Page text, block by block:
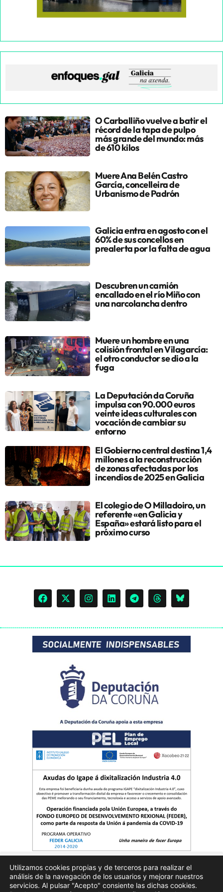
O Carballiño vuelve a batir el
récord de la tapa de pulpo
más grande del mundo: más
de 610 kilos
Muere Ana Belén Castro
García, concelleira de
Urbanismo de Padrón
Galicia entra en agosto con el
60% de sus concellos en
prealerta por la falta de agua
Descubren un camión
encallado en el río Miño con
una narcolancha dentro
Muere un hombre en una
colisión frontal en Vilagarcía:
el otro conductor se dio a la
fuga
La Deputación da Coruña
impulsa con 90.000 euros
veinte ideas culturales con
vocación de cambiar su
entorno
El Gobierno central destina 1,4
millones a la reconstrucción
de zonas afectadas por los
incendios de 2025 en Galicia
El colegio de O Milladoiro, un
referente «en Galicia y
España» estará listo para el
próximo curso
Quienes somos Publicidad Aviso Legal Politicas de privacidad
Utilizamos cookies propias y de terceros para realizar el
análisis de la navegación de los usuarios y mejorar nuestros
servicios. Al pulsar "Acepto" consiente las dichas cookies.